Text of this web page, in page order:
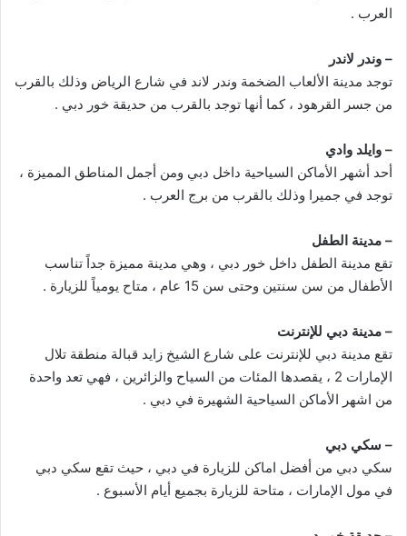
العرب .
– وندر لاندر
توجد مدينة الألعاب الضخمة وندر لاند في شارع الرياض وذلك بالقرب
من جسر القرهود ، كما أنها توجد بالقرب من حديقة خور دبي .
– وايلد وادي
أحد أشهر الأماكن السياحية داخل دبي ومن أجمل المناطق المميزة ،
توجد في جميرا وذلك بالقرب من برج العرب .
– مدينة الطفل
تقع مدينة الطفل داخل خور دبي ، وهي مدينة مميزة جداً تناسب
الأطفال من سن سنتين وحتى سن 15 عام ، متاح يومياً للزيارة .
– مدينة دبي للإنترنت
تقع مدينة دبي للإنترنت على شارع الشيخ زايد قبالة منطقة تلال
الإمارات 2 ، يقصدها المئات من السياح والزائرين ، فهي تعد واحدة
من اشهر الأماكن السياحية الشهيرة في دبي .
– سكي دبي
سكي دبي من أفضل اماكن للزيارة في دبي ، حيث تقع سكي دبي
في مول الإمارات ، متاحة للزيارة بجميع أيام الأسبوع .